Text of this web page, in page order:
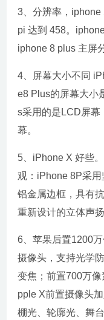
3、分辨率，iphone
pi 达到 458。
iphone 8 plus 主屏
4、屏幕大小不同
e8 Plus的屏幕大小
s采用的是LCD屏幕
幕。
5、iPhone X 好些
观：iPhone 8P采
铝金属边框，具有
重新设计的立体声
6、苹果后置1200
摄像头，支持光学
变焦；前置700万
pple X前置摄像头
棚光、轮廓光、舞